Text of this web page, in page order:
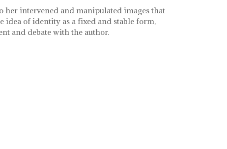
her intervened and manipulated images that
idea of identity as a fixed and stable form,
and debate with the author.
left of me'